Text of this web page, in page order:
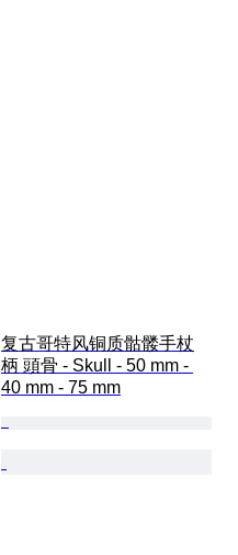
复古哥特风铜质骷髅手杖
柄 頭骨 - Skull - 50 mm -
40 mm - 75 mm